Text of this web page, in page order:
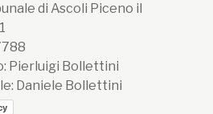
di Ascoli Piceno il
Pierluigi Bollettini
Daniele Bollettini